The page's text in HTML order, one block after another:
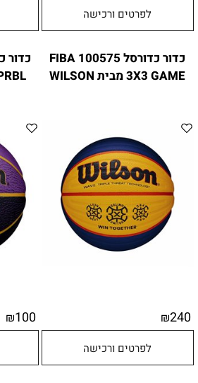
לפרטים ורכישה
כדור כדורסל 100575 FIBA
3X3 GAME מבית WILSON
₪240
לפרטים ורכישה
₪100